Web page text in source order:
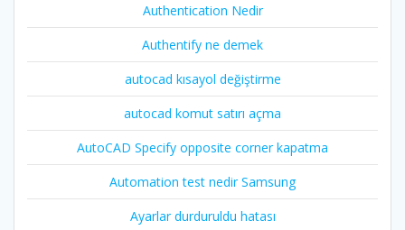
Authentication Nedir
Authentify ne demek
autocad kısayol değiştirme
autocad komut satırı açma
AutoCAD Specify opposite corner kapatma
Automation test nedir Samsung
Ayarlar durduruldu hatası